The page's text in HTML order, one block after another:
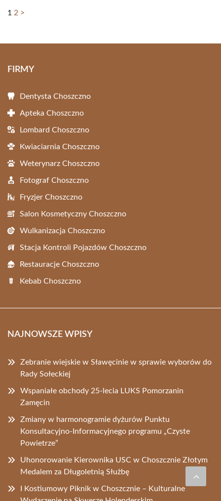
1 2 >
FIRMY
Dentysta Choszczno
Apteka Choszczno
Lombard Choszczno
Kwiaciarnia Choszczno
Weterynarz Choszczno
Fotograf Choszczno
Fryzjer Choszczno
Salon Kosmetyczny Choszczno
Wulkanizacja Choszczno
Stacja Kontroli Pojazdów Choszczno
Restauracje Choszczno
Kebab Choszczno
NAJNOWSZE WPISY
Zebranie wiejskie w Sławęcinie w sprawie wyborów do
Rady Sołeckiej
Wspaniałe obchody 25-lecia LUKS Pomorzanin
Zamęcin
Zmiany w harmonogramie dyżurów Punktu
Konsultacyjno-Informacyjnego programu „Czyste
Powietrze”
Uhonorowanie Kierownika USC w Choszcznie Złotym
Medalem za Długoletnią Służbę
I Kostiumowy Piknik w Choszcznie – Kulturalne